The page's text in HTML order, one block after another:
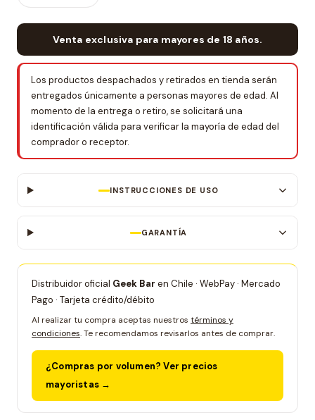
Venta exclusiva para mayores de 18 años.
Los productos despachados y retirados en tienda serán
entregados únicamente a personas mayores de edad. Al
momento de la entrega o retiro, se solicitará una
identificación válida para verificar la mayoría de edad del
comprador o receptor.
INSTRUCCIONES DE USO
GARANTÍA
Distribuidor oficial Geek Bar en Chile · WebPay · Mercado
Pago · Tarjeta crédito/débito
Al realizar tu compra aceptas nuestros términos y
condiciones. Te recomendamos revisarlos antes de comprar.
¿Compras por volumen? Ver precios
mayoristas →